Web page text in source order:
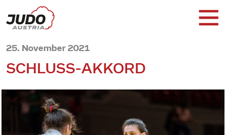
25. November 2021
SCHLUSS-AKKORD